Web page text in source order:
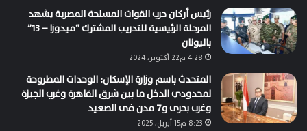
رئيس أركان حرب القوات المسلحة المصرية يشهد
المرحلة الرئيسية للتدريب المشترك “ميدوزا – 13”
باليونان
4:28 م22 أكتوبر، 2024
المتحدث باسم وزارة الإسكان: الوحدات المطروحة
لمحدودي الدخل ما بين شرق القاهرة وغرب الجيزة
وغرب بحرى و7 مدن فى الصعيد
8:23 م15 أبريل، 2025